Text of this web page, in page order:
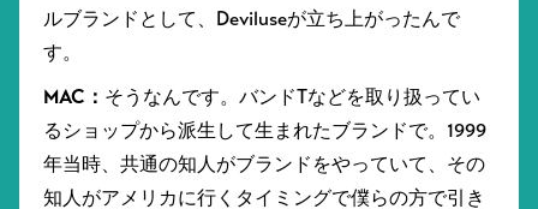
ルブランドとして、Deviluseが立ち上がったんで
す。
MAC： そうなんです。バンドTなどを取り扱ってい
るショップから派生して生まれたブランドで。1999
年当時、共通の知人がブランドをやっていて、その
知人がアメリカに行くタイミングで僕らの方で引き